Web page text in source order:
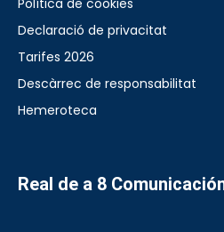
Declaració de privacitat
Tarifes 2026
Descàrrec de responsabilitat
Hemeroteca
Real de a 8